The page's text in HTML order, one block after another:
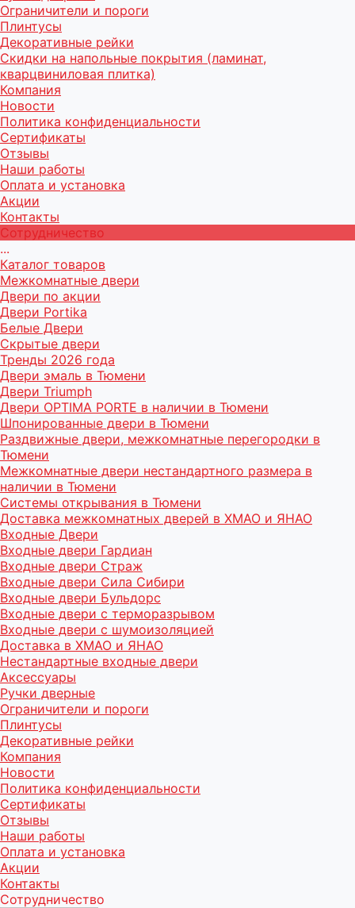
Ограничители и пороги
Плинтусы
Декоративные рейки
Скидки на напольные покрытия (ламинат,
кварцвиниловая плитка)
Компания
Новости
Политика конфиденциальности
Сертификаты
Отзывы
Наши работы
Оплата и установка
Акции
Контакты
Сотрудничество
...
Каталог товаров
Межкомнатные двери
Двери по акции
Двери Portika
Белые Двери
Скрытые двери
Тренды 2026 года
Двери эмаль в Тюмени
Двери Triumph
Двери OPTIMA PORTE в наличии в Тюмени
Шпонированные двери в Тюмени
Раздвижные двери, межкомнатные перегородки в
Тюмени
Межкомнатные двери нестандартного размера в
наличии в Тюмени
Системы открывания в Тюмени
Доставка межкомнатных дверей в ХМАО и ЯНАО
Входные Двери
Входные двери Гардиан
Входные двери Страж
Входные двери Сила Сибири
Входные двери Бульдорс
Входные двери с терморазрывом
Входные двери с шумоизоляцией
Доставка в ХМАО и ЯНАО
Нестандартные входные двери
Аксессуары
Ручки дверные
Ограничители и пороги
Плинтусы
Декоративные рейки
Компания
Новости
Политика конфиденциальности
Сертификаты
Отзывы
Наши работы
Оплата и установка
Акции
Контакты
Сотрудничество